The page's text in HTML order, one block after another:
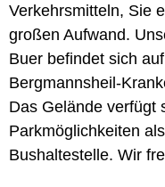
Verkehrsmitteln, Sie
großen Aufwand.
Buer befindet sich
Bergmannsheil-
Das Gelände verfügt
Parkmöglichkeiten
Bushaltestelle. Wir